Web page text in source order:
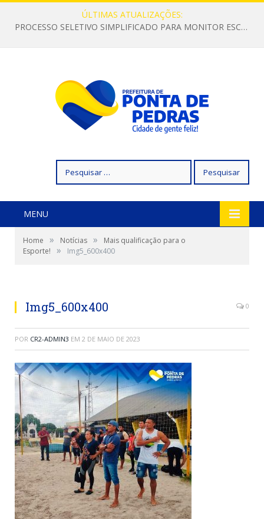
ÚLTIMAS ATUALIZAÇÕES:
PROCESSO SELETIVO SIMPLIFICADO PARA MONITOR ESCOLAR
por:
MENU
Home » Notícias »
Mais qualificação para o
Esporte!
» Img5_600x400
Img5_600x400 0
POR CR2-ADMIN3 EM 2 DE MAIO DE 2023